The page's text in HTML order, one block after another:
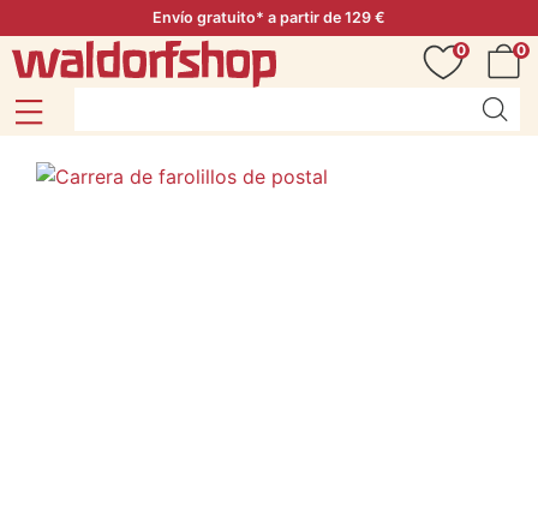
Envío gratuito* a partir de 129 €
0
0